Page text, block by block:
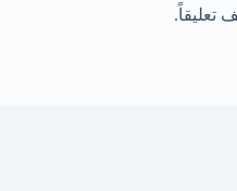
تعليقاً.